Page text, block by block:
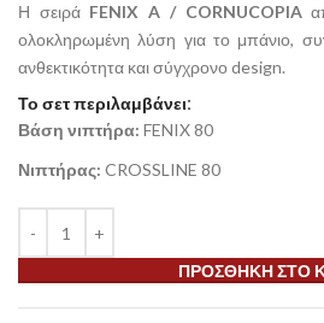
Η σειρά FENIX A / CORNUCOPIA
ολοκληρωμένη λύση για το μπάνιο,
ανθεκτικότητα και σύγχρονο design.
Το σετ περιλαμβάνει:
Βάση νιπτήρα: FENIX 80
Νιπτήρας: CROSSLINE 80
ΠΡΟΣΘΉΚΗ ΣΤΟ